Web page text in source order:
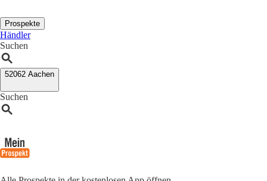
Prospekte
Händler
Suchen
52062 Aachen
Suchen